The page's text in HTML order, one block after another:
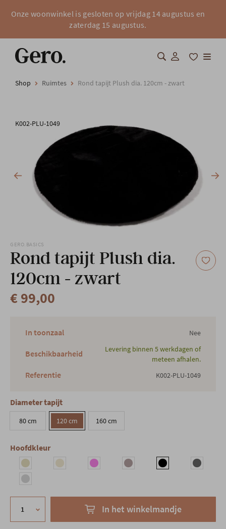
Onze woonwinkel is gesloten op vrijdag 14 augustus en
zaterdag 15 augustus.
Inspiratie
Totaalinrichting
Professionals
Shop Ruimtes Rond tapijt Plush dia. 120cm - zwart
K002-PLU-1049
GERO.BASICS
Rond tapijt Plush dia.
120cm - zwart
€ 99,00
In toonzaal Nee
Beschikbaarheid
Levering binnen 5 werkdagen of
meteen afhalen.
Referentie K002-PLU-1049
Diameter tapijt
80 cm 120 cm 160 cm
Hoofdkleur
In het winkelmandje